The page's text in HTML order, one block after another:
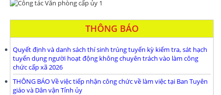
THÔNG BÁO
Quyết định và danh sách thí sinh trúng tuyển kỳ kiểm tra, sát hạch
tuyển dụng người hoạt động không chuyên trách vào làm công
chức cấp xã 2026
THÔNG BÁO Về việc tiếp nhận công chức về làm việc tại Ban Tuyên
giáo và Dân vận Tỉnh ủy